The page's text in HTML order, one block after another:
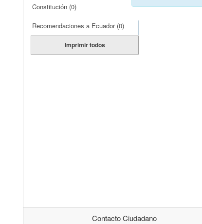
Constitución (0)
Recomendaciones a Ecuador (0)
Imprimir todos
Contacto Ciudadano